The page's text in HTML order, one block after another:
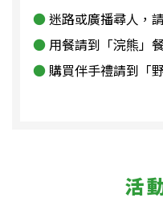
迷路或廣播尋人，
用餐請到「浣熊」
購買伴手禮請到「
活